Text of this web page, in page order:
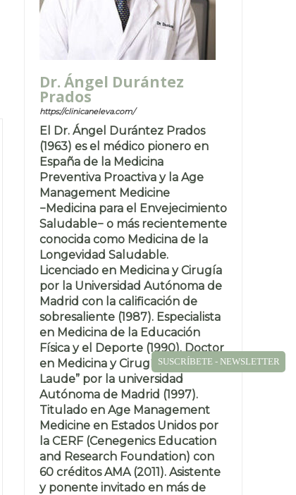
Dr. Ángel Durántez
Prados
https://clinicaneleva.com/
El Dr. Ángel Durántez Prados
(1963) es el médico pionero en
España de la Medicina
Preventiva Proactiva y la Age
Management Medicine
−Medicina para el Envejecimiento
Saludable− o más recientemente
conocida como Medicina de la
Longevidad Saludable.
Licenciado en Medicina y Cirugía
por la Universidad Autónoma de
Madrid con la calificación de
sobresaliente (1987). Especialista
en Medicina de la Educación
Física y el Deporte (1990). Doctor
en Medicina y Cirugía “Cum
Laude” por la universidad
Autónoma de Madrid (1997).
Titulado en Age Management
Medicine en Estados Unidos por
la CERF (Cenegenics Education
and Research Foundation) con
60 créditos AMA (2011). Asistente
y ponente invitado en más de
SUSCRÍBETE - NEWSLETTER